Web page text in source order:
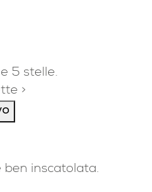
5 stelle.
>
ben inscatolata.